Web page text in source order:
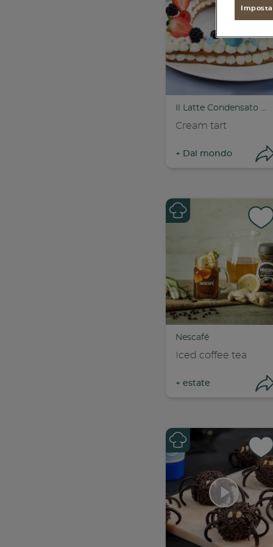
found
Il Latte Condensato Nestlé
Cream tart
+ Dal mondo
Nescafé
Iced coffee tea
+ estate